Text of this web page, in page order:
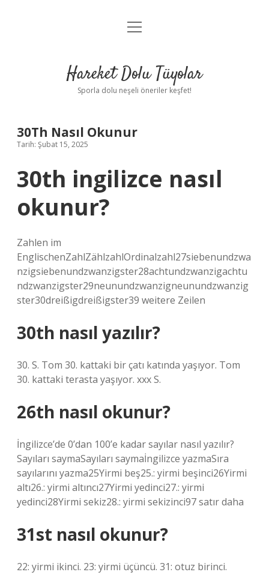
Anasayfa
Yasal Uyarı
menüyü
Hareket Dolu Tüyolar
Sporla dolu neşeli öneriler keşfet!
30Th Nasıl Okunur
Tarih: Şubat 15, 2025
30th ingilizce nasıl
okunur?
Zahlen im
EnglischenZahlZählzahlOrdinalzahl27siebenundzwa
nzigsiebenundzwanzigster28achtundzwanzigachtu
ndzwanzigster29neunundzwanzigneunundzwanzig
ster30dreißigdreißigster39 weitere Zeilen
30th nasıl yazılır?
30. S. Tom 30. kattaki bir çatı katında yaşıyor. Tom
30. kattaki terasta yaşıyor. xxx S.
26th nasıl okunur?
İngilizce’de 0’dan 100’e kadar sayılar nasıl yazılır?
Sayıları saymaSayıları saymaİngilizce yazmaSıra
sayılarını yazma25Yirmi beş25.: yirmi beşinci26Yirmi
altı26.: yirmi altıncı27Yirmi yedinci27.: yirmi
yedinci28Yirmi sekiz28.: ​​yirmi sekizinci97 satır daha
31st nasıl okunur?
22: yirmi ikinci. 23: yirmi üçüncü. 31: otuz birinci.